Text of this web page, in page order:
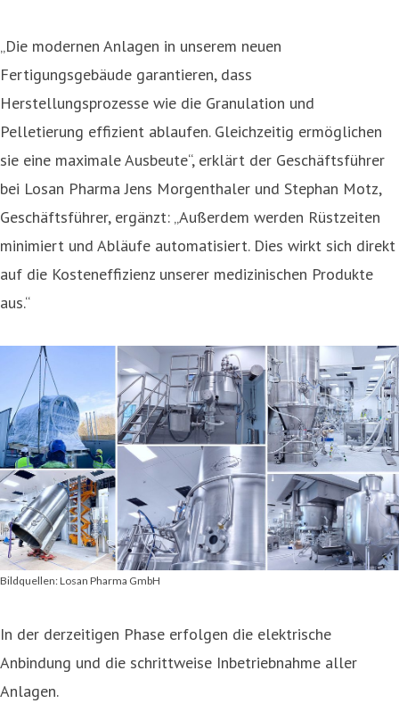
„Die modernen Anlagen in unserem neuen
Fertigungsgebäude garantieren, dass
Herstellungsprozesse wie die Granulation und
Pelletierung effizient ablaufen. Gleichzeitig ermöglichen
sie eine maximale Ausbeute“, erklärt der Geschäftsführer
bei Losan Pharma Jens Morgenthaler und Stephan Motz,
Geschäftsführer, ergänzt: „Außerdem werden Rüstzeiten
minimiert und Abläufe automatisiert. Dies wirkt sich direkt
auf die Kosteneffizienz unserer medizinischen Produkte
aus.“
Bildquellen: Losan Pharma GmbH
In der derzeitigen Phase erfolgen die elektrische
Anbindung und die schrittweise Inbetriebnahme aller
Anlagen.